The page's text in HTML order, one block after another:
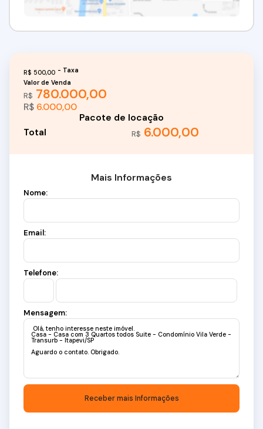
R$ 780.000,00
Valor de Venda
R$ 500,00
R$ 6.000,00
R$ 6.000,00
Mais Informações
Nome:
Email:
Telefone:
Mensagem: